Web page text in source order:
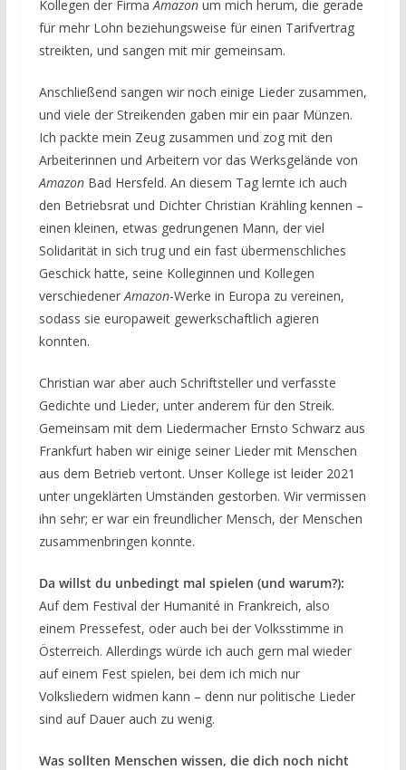
Kollegen der FirmaAmazonum mich herum, die gerade
für mehr Lohn beziehungsweise für einen Tarifvertrag
streikten, und sangen mit mir gemeinsam.
Anschließend sangen wir noch einige Lieder zusammen,
und viele der Streikenden gaben mir ein paar Münzen.
Ich packte mein Zeug zusammen und zog mit den
Arbeiterinnen und Arbeitern vor das Werksgelände von
AmazonBad Hersfeld. An diesem Tag lernte ich auch
den Betriebsrat und Dichter Christian Krähling kennen –
einen kleinen, etwas gedrungenen Mann, der viel
Solidarität in sich trug und ein fast übermenschliches
Geschick hatte, seine Kolleginnen und Kollegen
verschiedenerAmazon-Werke in Europa zu vereinen,
sodass sie europaweit gewerkschaftlich agieren
konnten.
Christian war aber auch Schriftsteller und verfasste
Gedichte und Lieder, unter anderem für den Streik.
Gemeinsam mit dem Liedermacher Ernsto Schwarz aus
Frankfurt haben wir einige seiner Lieder mit Menschen
aus dem Betrieb vertont. Unser Kollege ist leider 2021
unter ungeklärten Umständen gestorben. Wir vermissen
ihn sehr; er war ein freundlicher Mensch, der Menschen
zusammenbringen konnte.
Da willst du unbedingt mal spielen (und warum?):
Auf dem Festival der Humanité in Frankreich, also
einem Pressefest, oder auch bei der Volksstimme in
Österreich. Allerdings würde ich auch gern mal wieder
auf einem Fest spielen, bei dem ich mich nur
Volksliedern widmen kann – denn nur politische Lieder
sind auf Dauer auch zu wenig.
Was sollten Menschen wissen, die dich noch nicht